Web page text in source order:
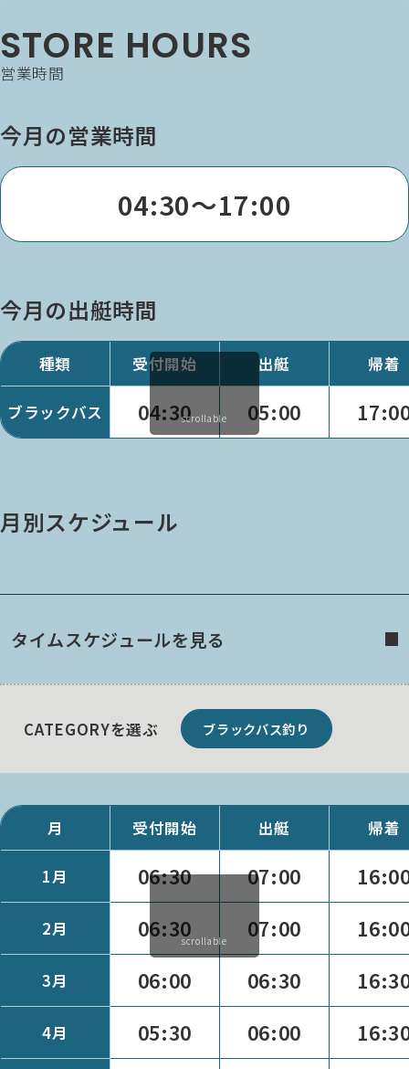
STORE HOURS
営業時間
今月の営業時間
04:30～17:00
今月の出艇時間
種類 受付開始 出艇 帰着
ブラックバス 04:30 05:00
scrollable
月別スケジュール
タイムスケジュールを見る
CATEGORYを選ぶ ブラックバス釣り
月 受付開始 出艇 帰着
1月 06:30 07:00
2月 06:30 07:00
3月 06:00 06:30
4月 05:30 06:00
scrollable